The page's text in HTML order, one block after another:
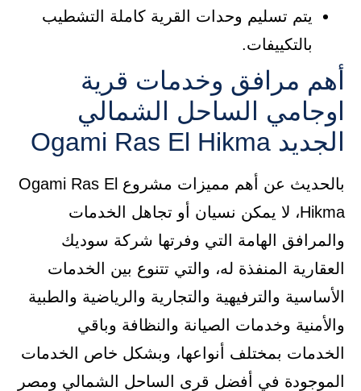
يتم تسليم وحدات القرية كاملة التشطيب
بالتكييفات.
أهم مرافق وخدمات قرية
اوجامي الساحل الشمالي
الجديد Ogami Ras El Hikma
بالحديث عن أهم مميزات مشروع Ogami Ras El
Hikma، لا يمكن نسيان أو تجاهل الخدمات
والمرافق الهامة التي وفرتها شركة سوديك
العقارية المنفذة له، والتي تتنوع بين الخدمات
الأساسية والترفيهية والتجارية والرياضية والطبية
والأمنية وخدمات الصيانة والنظافة وباقي
الخدمات بمختلف أنواعها، وبشكل خاص الخدمات
الموجودة في أفضل قرى الساحل الشمالي ومصر